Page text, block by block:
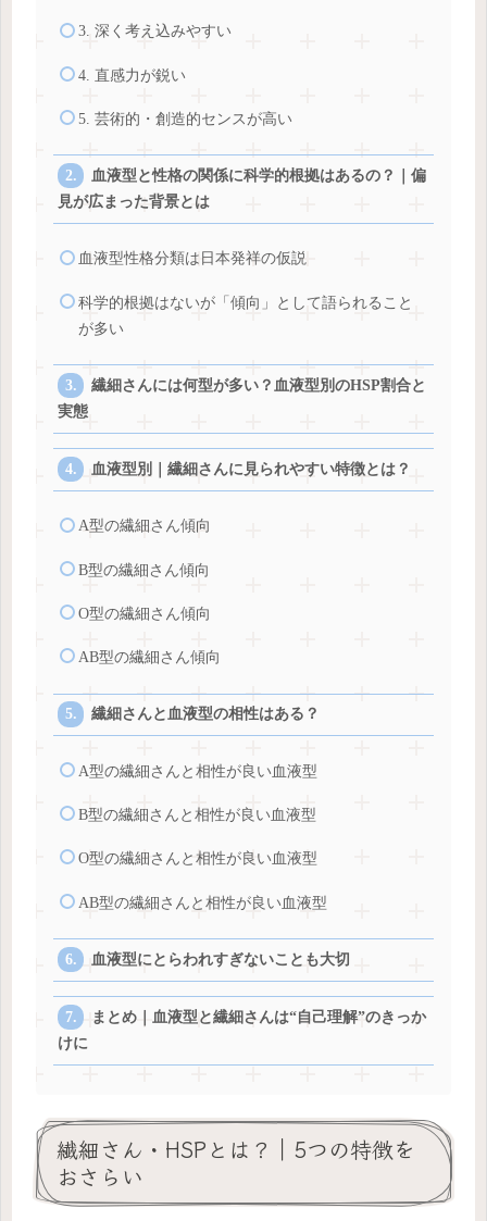
3. 深く考え込みやすい
4. 直感力が鋭い
5. 芸術的・創造的センスが高い
血液型と性格の関係に科学的根拠はあるの？｜偏
見が広まった背景とは
血液型性格分類は日本発祥の仮説
科学的根拠はないが「傾向」として語られること
が多い
繊細さんには何型が多い？血液型別のHSP割合と
実態
血液型別｜繊細さんに見られやすい特徴とは？
A型の繊細さん傾向
B型の繊細さん傾向
O型の繊細さん傾向
AB型の繊細さん傾向
繊細さんと血液型の相性はある？
A型の繊細さんと相性が良い血液型
B型の繊細さんと相性が良い血液型
O型の繊細さんと相性が良い血液型
AB型の繊細さんと相性が良い血液型
血液型にとらわれすぎないことも大切
まとめ｜血液型と繊細さんは“自己理解”のきっか
けに
繊細さん・HSPとは？｜5つの特徴を
おさらい